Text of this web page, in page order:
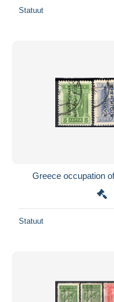
Statuut
Greece occupation
Statuut